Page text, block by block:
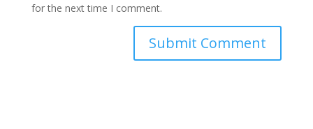
for the next time I comment.